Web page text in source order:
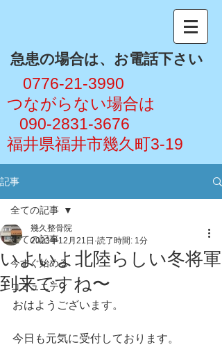
​急患の場合は、お電話下さい
​ 0776-21-3990
​つながらない場合は
090-2831-3676
福井県福井市幾久町3-19
記事
全ての記事
今すぐ始める
コミュニティ
全ての記事
いよいよ北陸らしい冬将軍
到来ですね〜
幾久整骨院
2023年12月21日 読了時間: 1分
おはようございます。
今日も元気に受付しております。